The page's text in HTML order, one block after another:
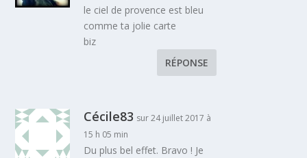
le ciel de provence est bleu
comme ta jolie carte
biz
RÉPONSE
Cécile83 sur 24 juillet 2017 à
15 h 05 min
Du plus bel effet. Bravo ! Je